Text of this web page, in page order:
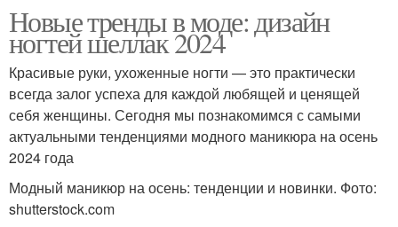
Новые тренды в моде: дизайн
ногтей шеллак 2024
Красивые руки, ухоженные ногти — это практически
всегда залог успеха для каждой любящей и ценящей
себя женщины. Сегодня мы познакомимся с самыми
актуальными тенденциями модного маникюра на осень
2024 года
Модный маникюр на осень: тенденции и новинки. Фото:
shutterstock.com